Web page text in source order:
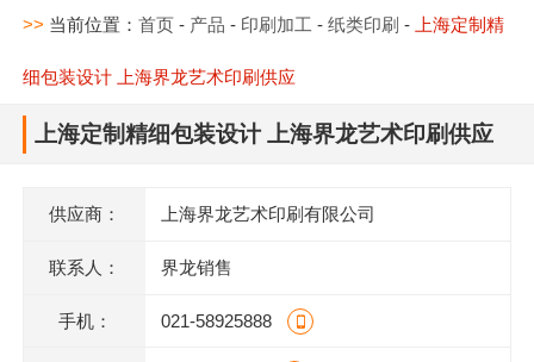
>> 当前位置：首页 - 产品 - 印刷加工 -纸类印刷 - 上海定制精
细包装设计 上海界龙艺术印刷供应
上海定制精细包装设计 上海界龙艺术印刷供应
供应商： 上海界龙艺术印刷有限公司
联系人： 界龙销售
手机： 021-58925888